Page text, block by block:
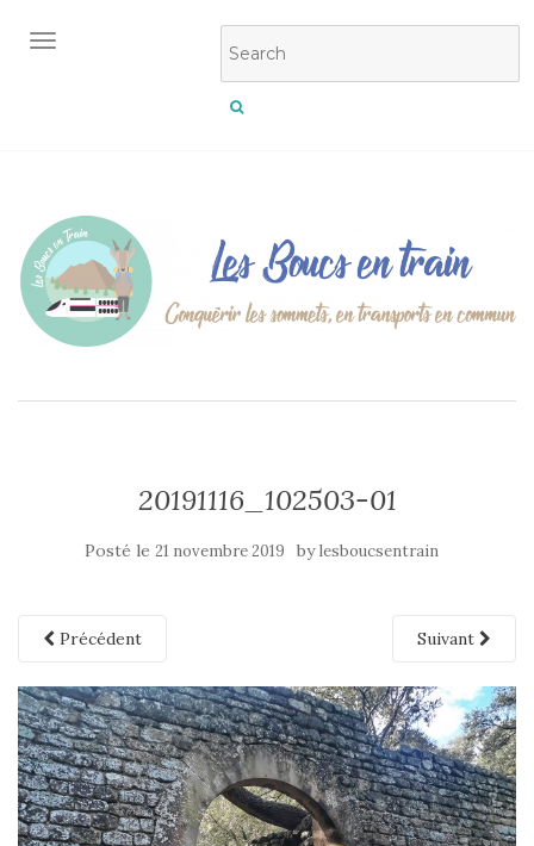
OUVRIR/FERMER LA NAVIGATION
20191116_102503-01
Posté le 21 novembre 2019 bylesboucsentrain
Précédent Suivant